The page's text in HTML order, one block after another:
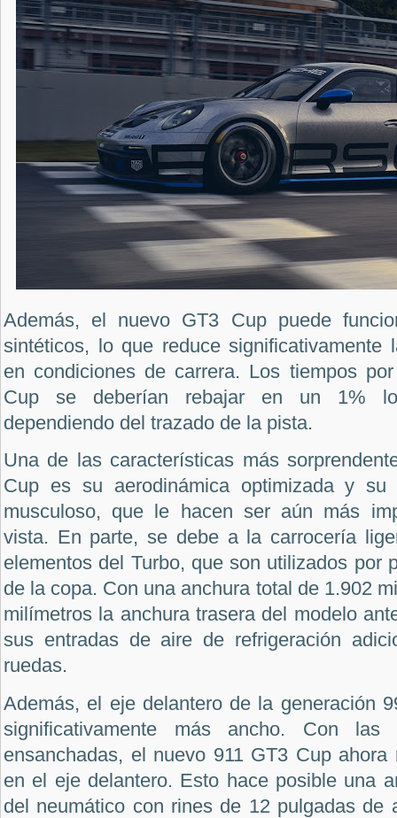
Además, el nuevo GT3 Cup puede
sintéticos, lo que reduce significativamente
en condiciones de carrera. Los tiempos
Cup se deberían rebajar en un 1%
dependiendo del trazado de la pista.
Una de las características más
Cup es su aerodinámica optimizada y su
musculoso, que le hacen ser aún más
vista. En parte, se debe a la carrocería
elementos del Turbo, que son utilizados por
de la copa. Con una anchura total de 1.902
milímetros la anchura trasera del modelo
sus entradas de aire de refrigeración
ruedas.
Además, el eje delantero de la generación
significativamente más ancho. Con las
ensanchadas, el nuevo 911 GT3 Cup
en el eje delantero. Esto hace posible una
del neumático con rines de 12 pulgadas de